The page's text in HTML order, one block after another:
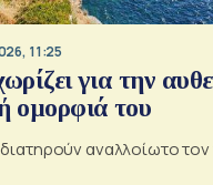
11:25
για την
ομορφιά του
αναλλοίωτο